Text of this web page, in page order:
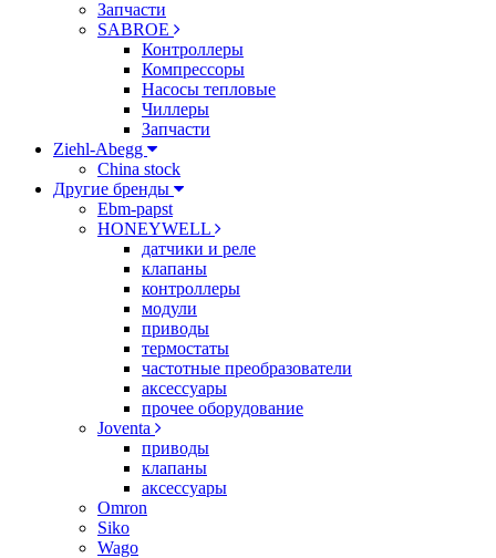
Запчасти
SABROE
Контроллеры
Компрессоры
Насосы тепловые
Чиллеры
Запчасти
Ziehl-Abegg
China stock
Другие бренды
Ebm-papst
HONEYWELL
датчики и реле
клапаны
контроллеры
модули
приводы
термостаты
частотные преобразователи
аксессуары
прочее оборудование
Joventa
приводы
клапаны
аксессуары
Omron
Siko
Wago